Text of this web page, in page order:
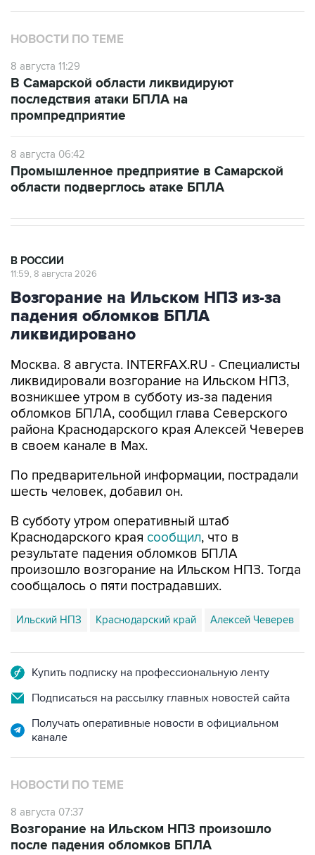
НОВОСТИ ПО ТЕМЕ
8 августа 11:29
В Самарской области ликвидируют
последствия атаки БПЛА на
промпредприятие
8 августа 06:42
Промышленное предприятие в Самарской
области подверглось атаке БПЛА
В РОССИИ
11:59, 8 августа 2026
Возгорание на Ильском НПЗ из-за
падения обломков БПЛА
ликвидировано
Москва. 8 августа. INTERFAX.RU - Специалисты
ликвидировали возгорание на Ильском НПЗ,
возникшее утром в субботу из-за падения
обломков БПЛА, сообщил глава Северского
района Краснодарского края Алексей Чеверев
в своем канале в Max.
По предварительной информации, пострадали
шесть человек, добавил он.
В субботу утром оперативный штаб
Краснодарского края сообщил, что в
результате падения обломков БПЛА
произошло возгорание на Ильском НПЗ. Тогда
сообщалось о пяти пострадавших.
Ильский НПЗ Краснодарский край Алексей Чеверев
Купить подписку на профессиональную ленту
Подписаться на рассылку главных новостей сайта
Получать оперативные новости в официальном
канале
НОВОСТИ ПО ТЕМЕ
8 августа 07:37
Возгорание на Ильском НПЗ произошло
после падения обломков БПЛА